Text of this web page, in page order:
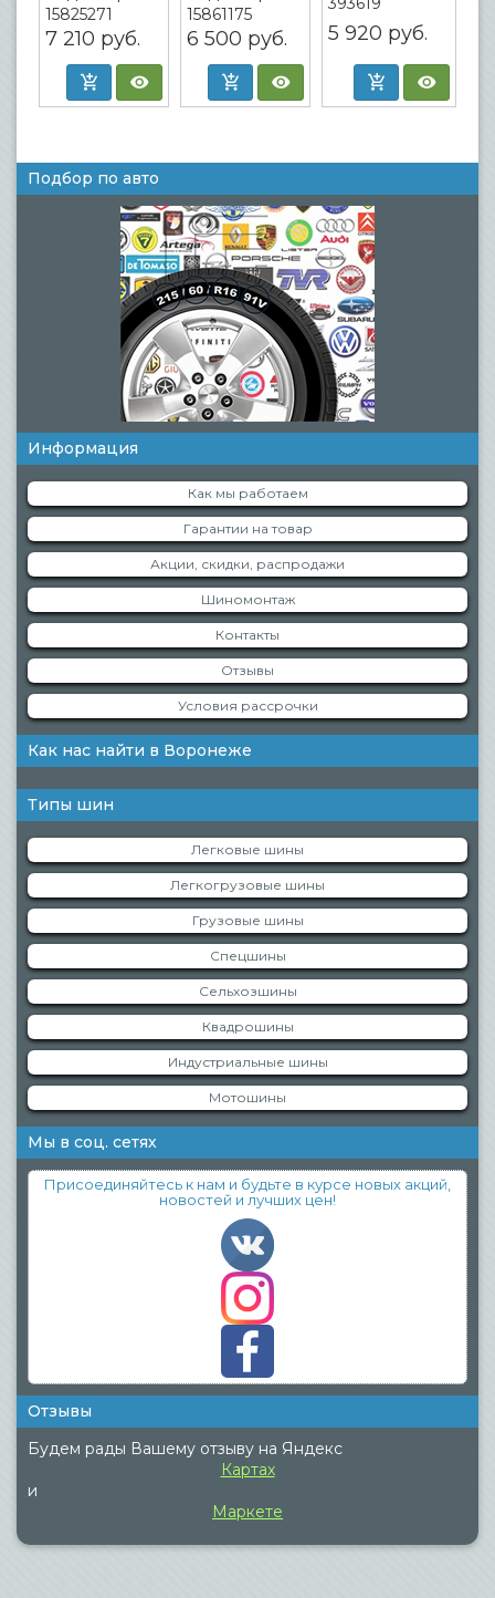
15825271
7 210 руб.
15861175
6 500 руб. 5 920 руб.
Подбор по авто
Информация
Как мы работаем
Гарантии на товар
Акции, скидки, распродажи
Шиномонтаж
Контакты
Отзывы
Условия рассрочки
Как нас найти в Воронеже
Типы шин
Легковые шины
Легкогрузовые шины
Грузовые шины
Спецшины
Сельхозшины
Квадрошины
Индустриальные шины
Мотошины
Мы в соц. сетях
Присоединяйтесь к нам и будьте в курсе новых акций,
новостей и лучших цен!
Отзывы
Будем рады Вашему отзыву на Яндекс
Картах
и
Маркете